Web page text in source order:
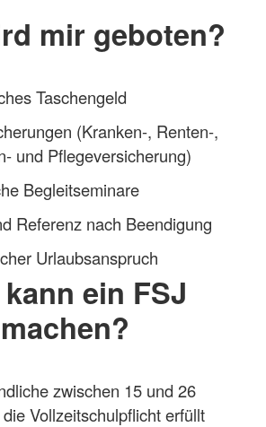
mir geboten?
Taschengeld
(Kranken-, Renten-,
und Pflegeversicherung)
Begleitseminare
Referenz nach Beendigung
Urlaubsanspruch
ein FSJ
machen?
zwischen 15 und 26
Vollzeitschulpflicht erfüllt